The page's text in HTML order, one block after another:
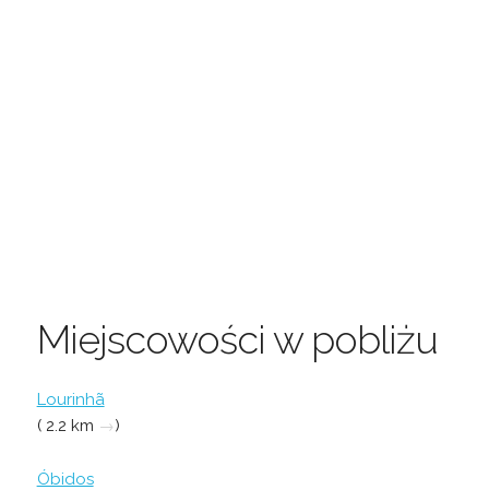
Miejscowości w pobliżu
Lourinhã
( 2.2 km →)
Óbidos